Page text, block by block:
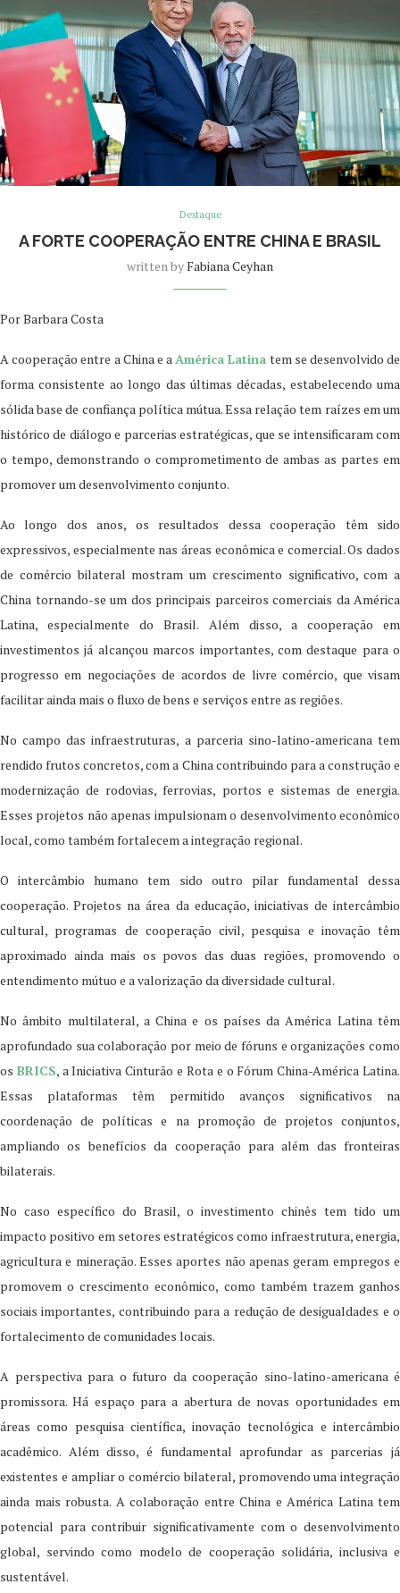
Destaque
A FORTE COOPERAÇÃO ENTRE CHINA E BRASIL
written byFabiana Ceyhan
Por Barbara Costa
A cooperação entre a China e aAmérica Latina tem se desenvolvido de
forma consistente ao longo das últimas décadas, estabelecendo uma
sólida base de confiança política mútua. Essa relação tem raízes em um
histórico de diálogo e parcerias estratégicas, que se intensificaram com
o tempo, demonstrando o comprometimento de ambas as partes em
promover um desenvolvimento conjunto.
Ao longo dos anos, os resultados dessa cooperação têm sido
expressivos, especialmente nas áreas econômica e comercial. Os dados
de comércio bilateral mostram um crescimento significativo, com a
China tornando-se um dos principais parceiros comerciais da América
Latina, especialmente do Brasil. Além disso, a cooperação em
investimentos já alcançou marcos importantes, com destaque para o
progresso em negociações de acordos de livre comércio, que visam
facilitar ainda mais o fluxo de bens e serviços entre as regiões.
No campo das infraestruturas, a parceria sino-latino-americana tem
rendido frutos concretos, com a China contribuindo para a construção e
modernização de rodovias, ferrovias, portos e sistemas de energia.
Esses projetos não apenas impulsionam o desenvolvimento econômico
local, como também fortalecem a integração regional.
O intercâmbio humano tem sido outro pilar fundamental dessa
cooperação. Projetos na área da educação, iniciativas de intercâmbio
cultural, programas de cooperação civil, pesquisa e inovação têm
aproximado ainda mais os povos das duas regiões, promovendo o
entendimento mútuo e a valorização da diversidade cultural.
No âmbito multilateral, a China e os países da América Latina têm
aprofundado sua colaboração por meio de fóruns e organizações como
os BRICS, a Iniciativa Cinturão e Rota e o Fórum China-América Latina.
Essas plataformas têm permitido avanços significativos na
coordenação de políticas e na promoção de projetos conjuntos,
ampliando os benefícios da cooperação para além das fronteiras
bilaterais.
No caso específico do Brasil, o investimento chinês tem tido um
impacto positivo em setores estratégicos como infraestrutura, energia,
agricultura e mineração. Esses aportes não apenas geram empregos e
promovem o crescimento econômico, como também trazem ganhos
sociais importantes, contribuindo para a redução de desigualdades e o
fortalecimento de comunidades locais.
A perspectiva para o futuro da cooperação sino-latino-americana é
promissora. Há espaço para a abertura de novas oportunidades em
áreas como pesquisa científica, inovação tecnológica e intercâmbio
acadêmico. Além disso, é fundamental aprofundar as parcerias já
existentes e ampliar o comércio bilateral, promovendo uma integração
ainda mais robusta. A colaboração entre China e América Latina tem
potencial para contribuir significativamente com o desenvolvimento
global, servindo como modelo de cooperação solidária, inclusiva e
sustentável.